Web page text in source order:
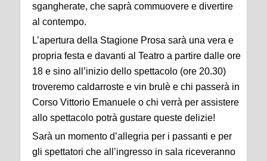
sgangherate, che saprà commuovere e divertire
al contempo.
L’apertura della Stagione Prosa sarà una vera e
propria festa e davanti al Teatro a partire dalle ore
18 e sino all’inizio dello spettacolo (ore 20.30)
troveremo caldarroste e vin brulè e chi passerà in
Corso Vittorio Emanuele o chi verrà per assistere
allo spettacolo potrà gustare queste delizie!
Sarà un momento d’allegria per i passanti e per
gli spettatori che all’ingresso in sala riceveranno